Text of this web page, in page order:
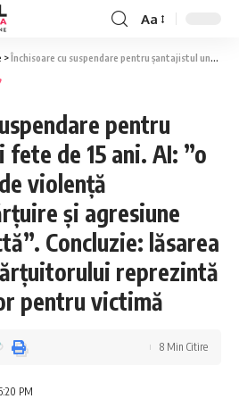
Aa
>Închisoare cu suspendare pentru șantajistul unei fete de 15 ani. AI: ”o situație gravă de violență psihologică, hărțuire și agresiune sexuală indirectă”. Concluzie: lăsarea în libertate a hărțuitorului reprezintă un pericol major pentru victimă
pentru
de 15 ani. AI: ”o
violență
și agresiune
Concluzie: lăsarea
reprezintă
pentru victimă
PM
8 Min Citire